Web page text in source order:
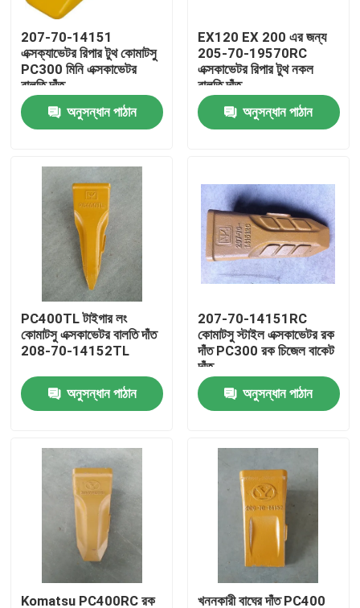
পণ্য
আমাদের সম্পর্কে
কারখানা ভ্রমণ
মান নিয়ন্ত্রণ
যোগাযোগ করুন
খবর
উদ্ধৃতির জন্য আবেদন
কোমাটসু এক্সকাভেটর বালতি দাঁত
খননকারী রিপার দাঁত
207-70-14151
এক্সক্যাভেটর রিপার টুথ কোমাটসু
PC300 মিনি এক্সকাভেটর
বালতি দাঁত
অনুসন্ধান পাঠান
EX120 EX 200 এর জন্য
205-70-19570RC
এক্সকাভেটর রিপার টুথ নকল
বালতি দাঁত
অনুসন্ধান পাঠান
PC400TL টাইগার লং
কোমাটসু এক্সকাভেটর বালতি দাঁত
208-70-14152TL
অনুসন্ধান পাঠান
207-70-14151RC
কোমাটসু স্টাইল এক্সকাভেটর রক
দাঁত PC300 রক চিজেল বাকেট
দাঁত
অনুসন্ধান পাঠান
Komatsu PC400RC রক খননকারী বাঘের দাঁত PC400